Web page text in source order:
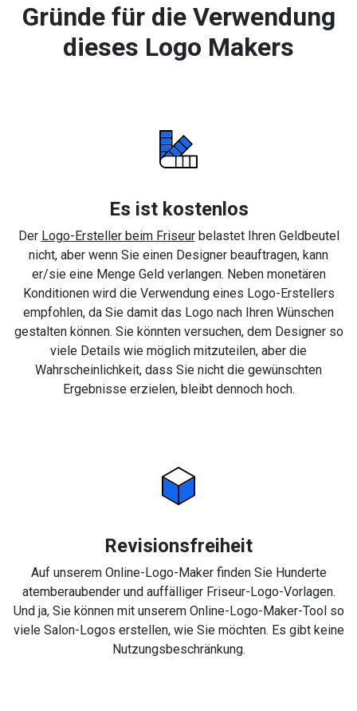
Gründe für die Verwendung
dieses Logo Makers
Es ist kostenlos
Der Logo-Ersteller beim Friseurbelastet Ihren Geldbeutel
nicht, aber wenn Sie einen Designer beauftragen, kann
er/sie eine Menge Geld verlangen. Neben monetären
Konditionen wird die Verwendung eines Logo-Erstellers
empfohlen, da Sie damit das Logo nach Ihren Wünschen
gestalten können. Sie könnten versuchen, dem Designer so
viele Details wie möglich mitzuteilen, aber die
Wahrscheinlichkeit, dass Sie nicht die gewünschten
Ergebnisse erzielen, bleibt dennoch hoch.
Revisionsfreiheit
Auf unserem Online-Logo-Maker finden Sie Hunderte
atemberaubender und auffälliger Friseur-Logo-Vorlagen.
Und ja, Sie können mit unserem Online-Logo-Maker-Tool so
viele Salon-Logos erstellen, wie Sie möchten. Es gibt keine
Nutzungsbeschränkung.